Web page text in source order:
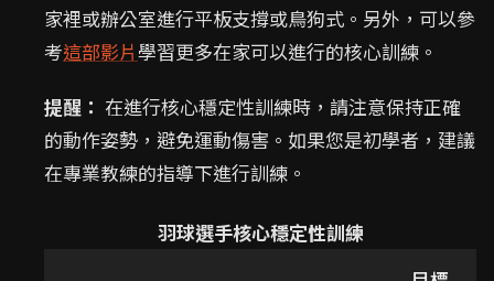
家裡或辦公室進行平板支撐或鳥狗式。另外，可以參
考這部影片學習更多在家可以進行的核心訓練。
提醒： 在進行核心穩定性訓練時，請注意保持正確
的動作姿勢，避免運動傷害。如果您是初學者，建議
在專業教練的指導下進行訓練。
羽球選手核心穩定性訓練